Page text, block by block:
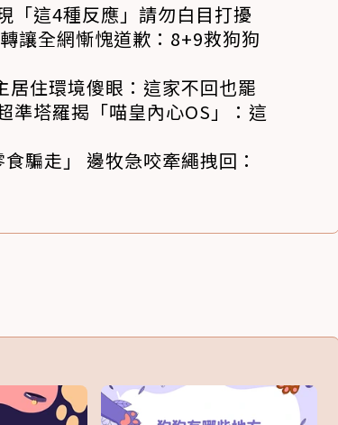
「這4種反應」請勿白目打擾
讓全網慚愧道歉：8+9救狗狗
住環境傻眼：這家不回也罷
準塔羅揭「喵皇內心OS」：這
騙走」 邊牧急咬牽繩拽回：